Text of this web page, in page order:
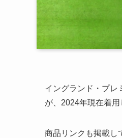
イングランド・プレ
が、2024年現在着用
商品リンクも掲載し